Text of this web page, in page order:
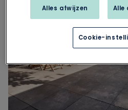
Alles afwijzen Alle
Cookie-